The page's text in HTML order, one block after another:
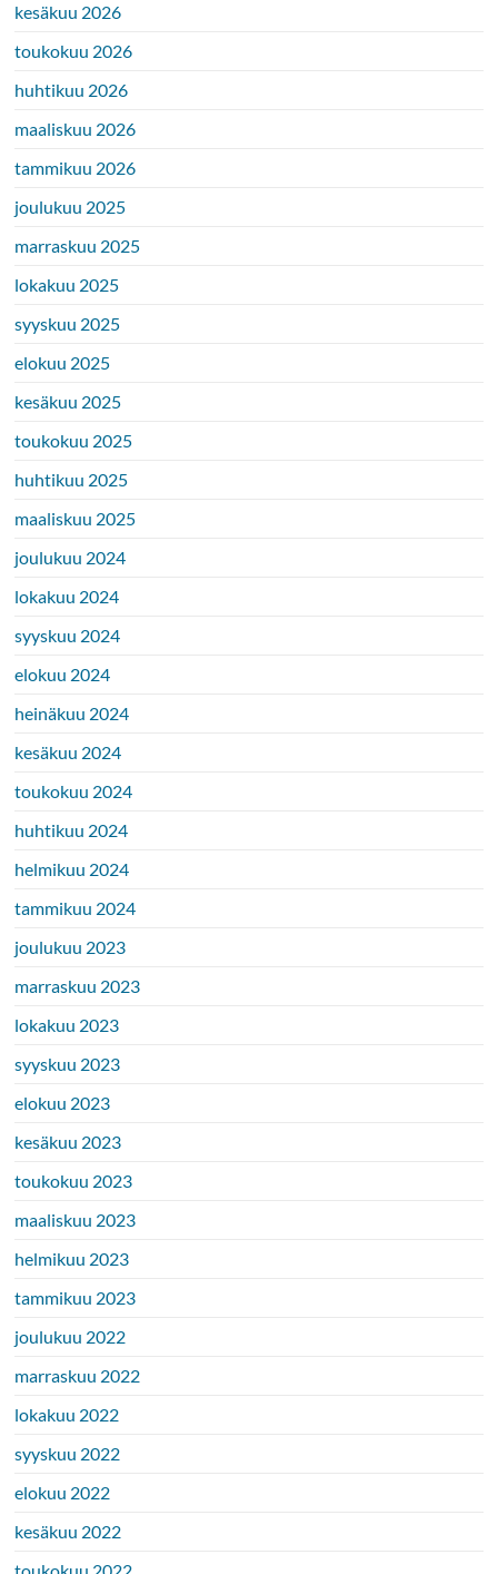
kesäkuu 2026
toukokuu 2026
huhtikuu 2026
maaliskuu 2026
tammikuu 2026
joulukuu 2025
marraskuu 2025
lokakuu 2025
syyskuu 2025
elokuu 2025
kesäkuu 2025
toukokuu 2025
huhtikuu 2025
maaliskuu 2025
joulukuu 2024
lokakuu 2024
syyskuu 2024
elokuu 2024
heinäkuu 2024
kesäkuu 2024
toukokuu 2024
huhtikuu 2024
helmikuu 2024
tammikuu 2024
joulukuu 2023
marraskuu 2023
lokakuu 2023
syyskuu 2023
elokuu 2023
kesäkuu 2023
toukokuu 2023
maaliskuu 2023
helmikuu 2023
tammikuu 2023
joulukuu 2022
marraskuu 2022
lokakuu 2022
syyskuu 2022
elokuu 2022
kesäkuu 2022